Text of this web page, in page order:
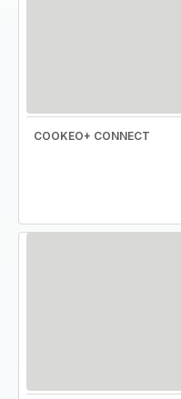
COOKEO+ CONNECT